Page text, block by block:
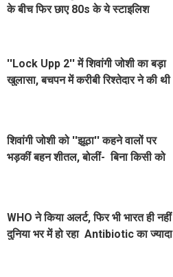
के बीच फिर छाए 80s के ये स्टाइलिश
''Lock Upp 2'' में शिवांगी जोशी का बड़ा
खुलासा, बचपन में करीबी रिश्तेदार ने की थी
शिवांगी जोशी को ''झूठा'' कहने वालों पर
भड़कीं बहन शीतल, बोलीं- बिना किसी को
WHO ने किया अलर्ट, फिर भी भारत ही नहीं
दुनिया भर में हो रहा Antibiotic का ज्यादा